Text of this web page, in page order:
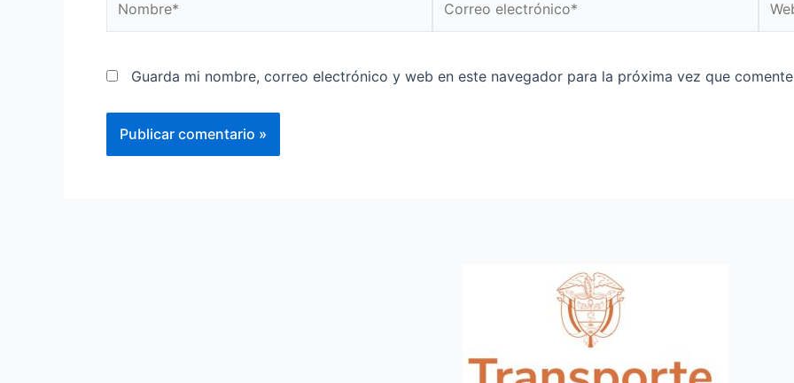
Guarda mi nombre, correo electrónico y web en este navegador para la próxima vez que